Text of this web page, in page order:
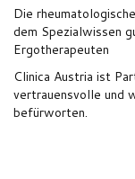
Die
dem Spezialwissen
Ergotherapeuten
Clinica Austria ist
vertrauensvolle und
befürworten.